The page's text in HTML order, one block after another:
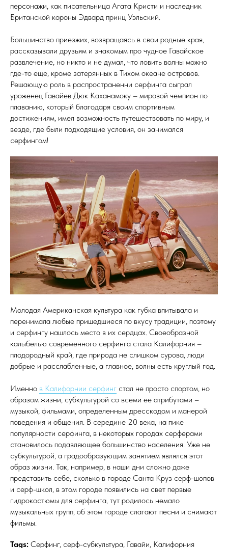
персонажи, как писательница Агата Кристи и наследник
Британской короны Эдвард принц Уэльский.
Большинство приезжих, возвращаясь в свои родные края,
рассказывали друзьям и знакомым про чудное Гавайское
развлечение, но никто и не думал, что ловить волны можно
где-то еще, кроме затерянных в Тихом океане островов.
Решающую роль в распространенни серфинга сыграл
уроженец Гавайев Дюк Каханамоку – мировой чемпион по
плаванию, который благодаря своим спортивным
достижениям, имел возможность путешествовать по миру, и
везде, где были подходящие условия, он занимался
серфингом!
Молодая Американская культура как губка впитывала и
перенимала любые пришедшиеся по вкусу традиции, поэтому
и серфингу нашлось место в их сердцах. Своеобразной
калыбелью современного серфинга стала Калифорния –
плодородный край, где природа не слишком сурова, люди
добрые и расслабленные, а главное, волны есть круглый год.
Именно в Калифорнии серфинг стал не просто спортом, но
образом жизни, субкультурой со всеми ее атрибутами –
музыкой, фильмами, определенным дресскодом и манерой
поведения и общения. В середине 20 века, на пике
популярности серфинга, в некоторых городах серферами
становилось подавляющее большинство населения. Уже не
субкультурой, а градообразующим занятием являлся этот
образ жизни. Так, например, в наши дни сложно даже
представить себе, сколько в городе Санта Круз серф-шопов
и серф-школ, в этом городе появились на свет первые
гидрокостюмы для серфинга, тут родилось немало
музыкальных групп, об этом городе слагают песни и снимают
фильмы.
Tags: Серфинг, серф-субкультура, Гавайи, Калифорния